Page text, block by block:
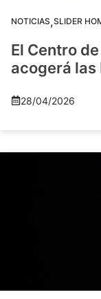
NOTICIAS,SLIDER
El Centro
acogerá las
28/04/2026